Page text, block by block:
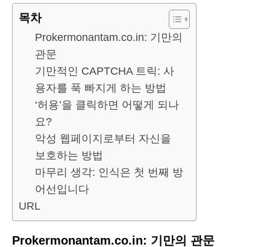
목차
Prokermonantam.co.in: 기만의
관문
기만적인 CAPTCHA 트릭: 사
용자를 푹 빠지게 하는 방법
‘허용’을 클릭하면 어떻게 되나
요?
악성 웹페이지로부터 자신을
보호하는 방법
마무리 생각: 인식은 첫 번째 방
어선입니다
URL
Prokermonantam.co.in: 기만의 관문